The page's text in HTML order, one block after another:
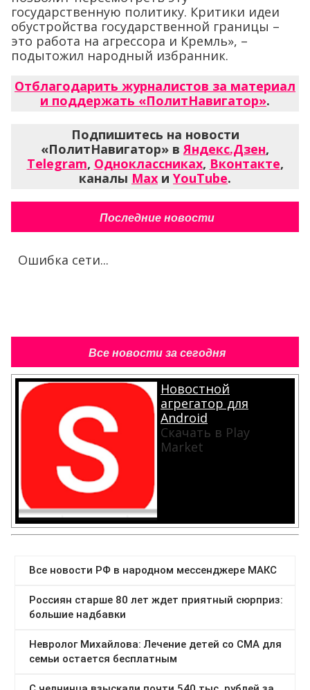
государственную политику. Критики идеи
обустройства государственной границы –
это работа на агрессора и Кремль», –
подытожил народный избранник.
Отблагодарить журналистов за материал
и поддержать «ПолитНавигатор».
Подпишитесь на новости
«ПолитНавигатор» вЯндекс.Дзен,
Telegram, Одноклассниках, Вконтакте,
каналы Max и YouTube.
Последние новости
Ошибка сети...
Все новости за сегодня
Новостной
агрегатор для
Android
Скачать в Play
Market